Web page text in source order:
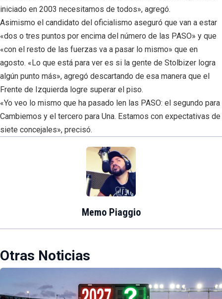
iniciado en 2003 necesitamos de todos», agregó.
Asimismo el candidato del oficialismo aseguró que van a estar
«dos o tres puntos por encima del número de las PASO» y que
«con el resto de las fuerzas va a pasar lo mismo» que en
agosto. «Lo que está para ver es si la gente de Stolbizer logra
algún punto más», agregó descartando de esa manera que el
Frente de Izquierda logre superar el piso.
«Yo veo lo mismo que ha pasado len las PASO: el segundo para
Cambiemos y el tercero para Una. Estamos con expectativas de
siete concejales», precisó.
Memo Piaggio
Otras Noticias